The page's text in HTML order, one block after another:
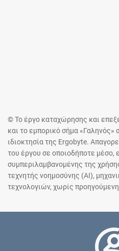
© Το έργο καταχώρησης και
και το εμπορικό σήμα «Γαληνός»
ιδιοκτησία της Ergobyte.
του έργου σε οποιοδήποτε μέσο,
συμπεριλαμβανομένης της
τεχνητής νοημοσύνης (AI),
τεχνολογιών, χωρίς